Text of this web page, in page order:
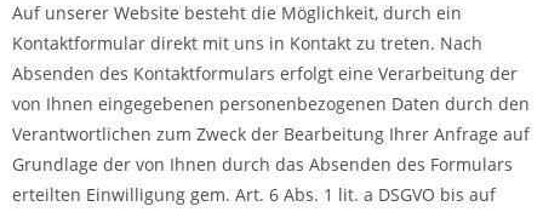
Auf unserer Website besteht die Möglichkeit, durch ein
Kontaktformular direkt mit uns in Kontakt zu treten. Nach
Absenden des Kontaktformulars erfolgt eine Verarbeitung der
von Ihnen eingegebenen personenbezogenen Daten durch den
Verantwortlichen zum Zweck der Bearbeitung Ihrer Anfrage auf
Grundlage der von Ihnen durch das Absenden des Formulars
erteilten Einwilligung gem. Art. 6 Abs. 1 lit. a DSGVO bis auf